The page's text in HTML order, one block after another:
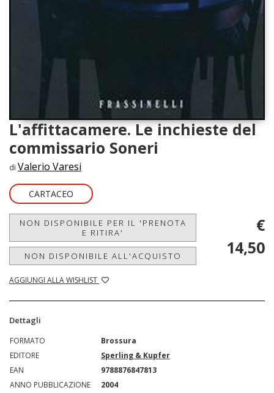
L'affittacamere. Le inchieste del
commissario Soneri
di Valerio Varesi
CARTACEO
NON DISPONIBILE PER IL 'PRENOTA
E RITIRA'
NON DISPONIBILE ALL'ACQUISTO
AGGIUNGI ALLA WISHLIST
€
14,50
Dettagli
FORMATO
Brossura
EDITORE
Sperling & Kupfer
EAN
9788876847813
ANNO PUBBLICAZIONE
2004